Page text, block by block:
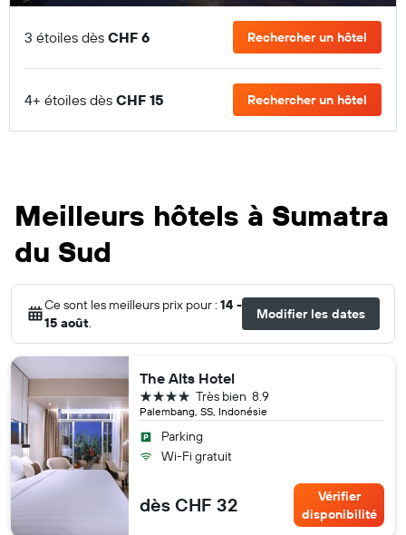
3 étoiles dès CHF 6 Rechercher un hôtel
4+ étoiles dès CHF 15 Rechercher un hôtel
Meilleurs hôtels à Sumatra
du Sud
Ce sont les meilleurs prix pour : 14 -
15 août.
Modifier les dates
The Alts Hotel
Palembang, SS, Indonésie
8.9
Très bien
4 étoiles
Parking
Wi-Fi gratuit
dès CHF 32
Vérifier
disponibilité